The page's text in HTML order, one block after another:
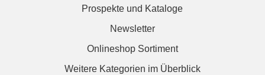
Prospekte und Kataloge
Newsletter
Onlineshop Sortiment
Weitere Kategorien im Überblick